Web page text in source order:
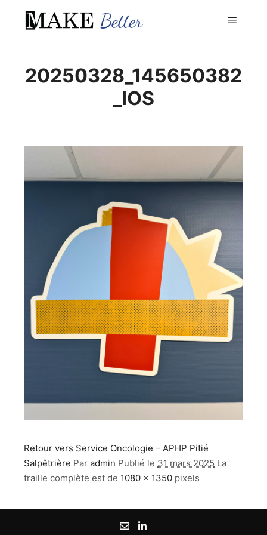
20250328_145650382
_IOS
Retour vers Service Oncologie – APHP Pitié
Salpêtrière Par admin Publié le 31 mars 2025 La
traille complète est de 1080 × 1350 pixels